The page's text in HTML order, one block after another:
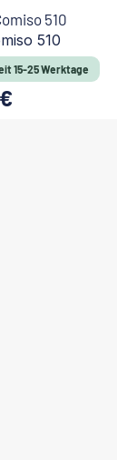
510
15-25 Werktage